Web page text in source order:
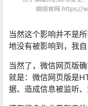
当然这个影响并不是
地没有被影响到，我
当然了，微信网页版
就是：微信网页版是
据、造成信息被监听、